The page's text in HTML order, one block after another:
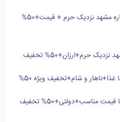
لیست بهترین هتل های پنج ستاره مشهد نزدیک حرم + قیمت+50%
حرم+ارزان+50% تخفیف
و شام+تخفیف ویژه 50%
تخفیف